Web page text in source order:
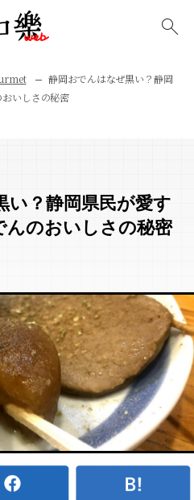
静岡おでんはなぜ黒い？静岡
いしさの秘密
い？静岡県民が愛す
んのおいしさの秘密